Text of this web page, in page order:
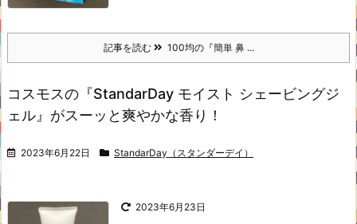
記事を読む 100均の『簡単 鼻 ...
コスモスの『StandarDay モイスト シェービングジ
ェル』がスーッと爽やかな香り！
2023年6月22日 StandarDay（スタンダーデイ）
2023年6月23日